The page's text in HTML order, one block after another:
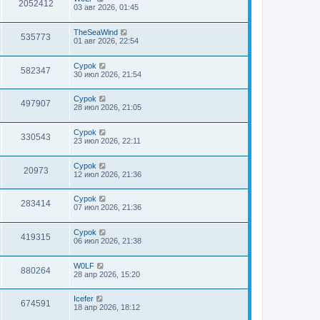
2052412
03 авг 2026, 01:45
535773
TheSeaWind
01 авг 2026, 22:54
582347
Cypok
30 июл 2026, 21:54
497907
Cypok
28 июл 2026, 21:05
330543
Cypok
23 июл 2026, 22:11
20973
Cypok
12 июл 2026, 21:36
283414
Cypok
07 июл 2026, 21:36
419315
Cypok
06 июл 2026, 21:38
880264
W0LF
28 апр 2026, 15:20
674591
Icefer
18 апр 2026, 18:12